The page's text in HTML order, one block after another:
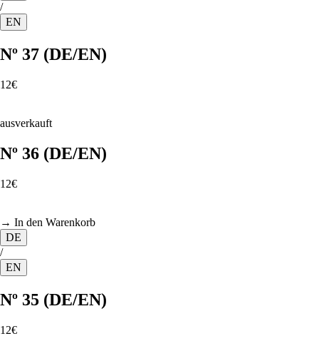
/
EN
Nº 37 (DE/EN)
12€
ausverkauft
Nº 36 (DE/EN)
12€
→ In den Warenkorb
DE
/
EN
Nº 35 (DE/EN)
12€